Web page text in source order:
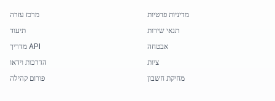
מרכז עזרה
תיעוד
מדריך API
הדרכות וידאו
פורום קהילה
מדיניות פרטיות
תנאי שירות
אבטחה
ציות
מחיקת חשבון